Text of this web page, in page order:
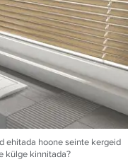
ehitada hoone seinte kergeid
külge kinnitada?